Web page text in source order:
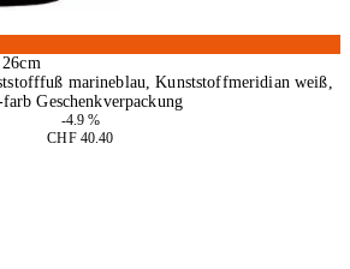
marineblau, Kunststoffmeridian weiß,
Geschenkverpackung
-4.9 %
CHF 40.40